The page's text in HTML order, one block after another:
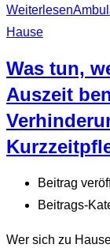
Weiterlesen
Hause
Was tun,
Auszeit
Beitrag
Beitrags-
Wer sich zu